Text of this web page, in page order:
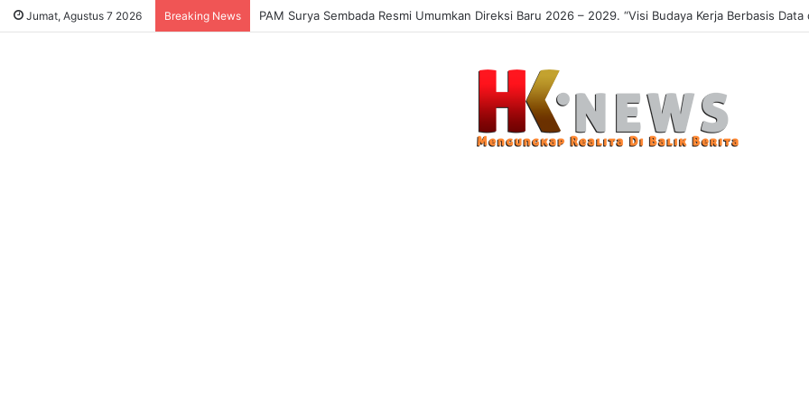
Jumat, Agustus 7 2026 Breaking News Sukses Tekan Bansos Salah Sasaran, Uji Coba Perlinsos Digital di Surabaya Hampir 100 Persen